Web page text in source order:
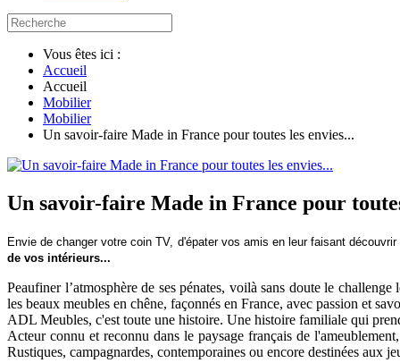
Vous êtes ici :
Accueil
Accueil
Mobilier
Mobilier
Un savoir-faire Made in France pour toutes les envies...
Un savoir-faire Made in France pour
Envie de changer votre coin TV, d'épater vos amis en leur faisant
de vos intérieurs...
Peaufiner l’atmosphère de ses pénates, voilà sans doute le
les beaux meubles en chêne, façonnés en France, avec passion et
ADL Meubles, c'est toute une histoire. Une histoire familiale qui
Acteur connu et reconnu dans le paysage français de
Rustiques, campagnardes, contemporaines ou encore destinées aux